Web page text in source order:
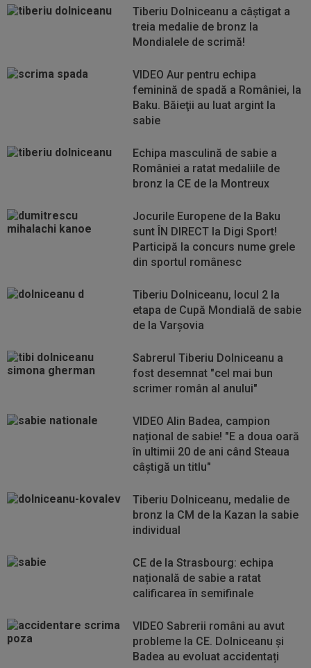
Tiberiu Dolniceanu a câștigat a
treia medalie de bronz la
Mondialele de scrimă!
VIDEO Aur pentru echipa
feminină de spadă a României, la
Baku. Băieţii au luat argint la
sabie
Echipa masculină de sabie a
României a ratat medaliile de
bronz la CE de la Montreux
Jocurile Europene de la Baku
sunt ÎN DIRECT la Digi Sport!
Participă la concurs nume grele
din sportul românesc
Tiberiu Dolniceanu, locul 2 la
etapa de Cupă Mondială de sabie
de la Varșovia
Sabrerul Tiberiu Dolniceanu a
fost desemnat "cel mai bun
scrimer român al anului"
VIDEO Alin Badea, campion
național de sabie! "E a doua oară
în ultimii 20 de ani când Steaua
câştigă un titlu"
Tiberiu Dolniceanu, medalie de
bronz la CM de la Kazan la sabie
individual
CE de la Strasbourg: echipa
națională de sabie a ratat
calificarea în semifinale
VIDEO Sabrerii români au avut
probleme la CE. Dolniceanu și
Badea au evoluat accidentați